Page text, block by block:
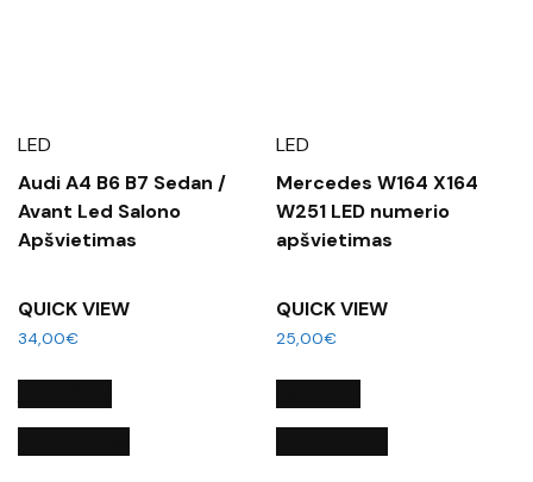
LED
Audi A4 B6 B7 Sedan /
Avant Led Salono
Apšvietimas
QUICK VIEW
34,00€
LED
Mercedes W164 X164
W251 LED numerio
apšvietimas
QUICK VIEW
25,00€